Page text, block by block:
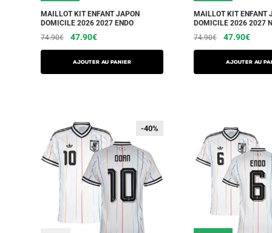
MAILLOT KIT ENFANT JAPON
DOMICILE 2026 2027 ENDO
74.90€ 47.90€
AJOUTER AU PANIER
MAILLOT KIT ENFANT
DOMICILE 2026 2027
74.90€ 47.90€
AJOUTER AU
-40%
-40%